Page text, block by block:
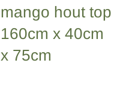
mango hout top
160cm x 40cm
x 75cm